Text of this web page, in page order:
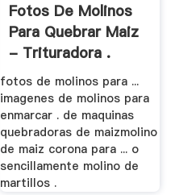
Fotos De Molinos
Para Quebrar Maiz
- Trituradora .
fotos de molinos para ...
imagenes de molinos para
enmarcar . de maquinas
quebradoras de maizmolino
de maiz corona para ... o
sencillamente molino de
martillos .